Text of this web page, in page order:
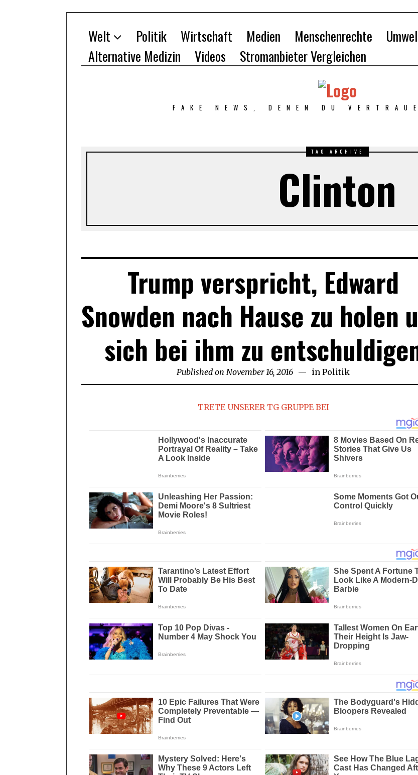
Welt Politik Wirtschaft Medien Menschenrechte
Alternative Medizin
Videos Stromanbieter Vergleichen
FAKE NEWS, DENEN DU
TAG ARCHIVE
Clinton
Trump verspricht, Edward
Snowden nach Hause zu holen
sich bei ihm zu
Published on November 16, 2016 November
16,
in Politik
TRETE UNSERER TG GRUPPE BEI